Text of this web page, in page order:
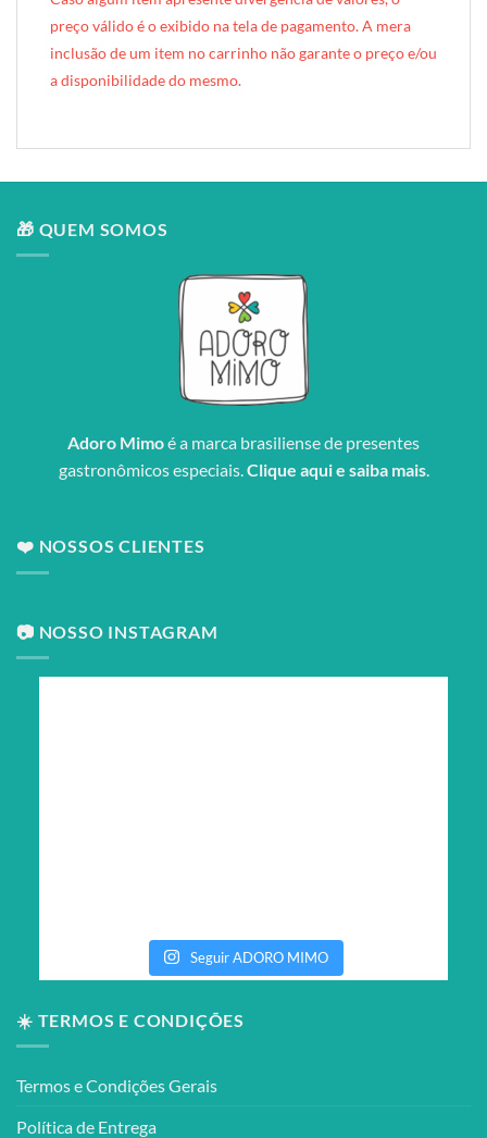
preço válido é o exibido na tela de pagamento. A mera
inclusão de um item no carrinho não garante o preço e/ou
a disponibilidade do mesmo.
🎁 QUEM SOMOS
Adoro Mimoé a marca brasiliense de presentes
gastronômicos especiais.Clique aqui e saiba mais.
❤️ NOSSOS CLIENTES
📷 NOSSO INSTAGRAM
Seguir ADORO MIMO
☀️ TERMOS E CONDIÇÕES
Termos e Condições Gerais
Política de Entrega